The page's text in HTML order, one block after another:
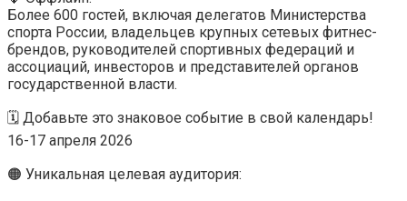
Более 600 гостей, включая делегатов Министерства
спорта России, владельцев крупных сетевых фитнес-
брендов, руководителей спортивных федераций и
ассоциаций, инвесторов и представителей органов
государственной власти.
🗓 Добавьте это знаковое событие в свой календарь!
16-17 апреля 2026
🟠 Уникальная целевая аудитория: